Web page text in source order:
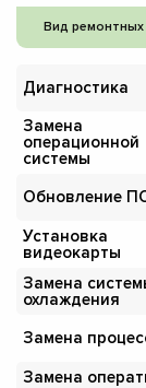
Вид ремонтных
Диагностика
Замена
операционной
системы
Обновление
Установка
видеокарты
Замена
охлаждения
Замена
Замена